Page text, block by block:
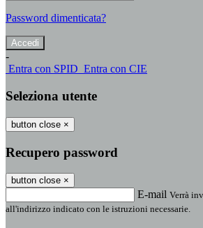
Password dimenticata?
-
Entra con SPID Entra con CIE
Seleziona utente
button close ×
Recupero password
button close ×
E-mail Verrà
all'indirizzo indicato con le istruzioni necessarie.